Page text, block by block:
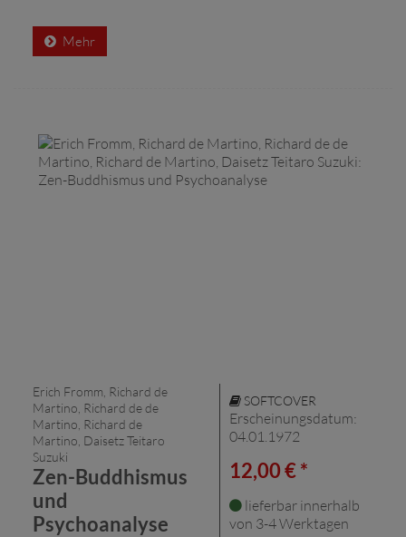
Mehr
Erich Fromm, Richard de
Martino, Richard de de
Martino, Richard de
Martino, Daisetz Teitaro
Suzuki
Zen-Buddhismus
und
Psychoanalyse
SOFTCOVER
Erscheinungsdatum:
04.01.1972
12,00 € *
lieferbar innerhalb
von 3-4 Werktagen